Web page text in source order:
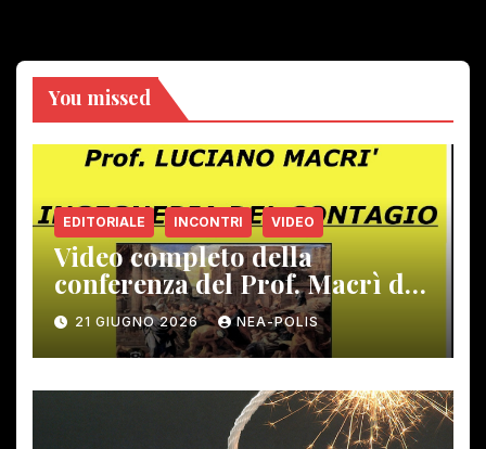
You missed
EDITORIALE INCONTRI VIDEO
Video completo della
conferenza del Prof. Macrì del
12 giugno scorso
21 GIUGNO 2026 NEA-POLIS